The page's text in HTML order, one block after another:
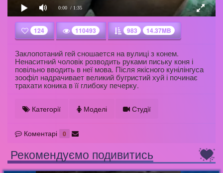
0:00 / 1:35
124 110493 983 14.37MB
Заклопотаний гей сношается на вулиці з конем.
Ненаситний чоловік розводить руками письку коня і
повільно вводить в неї мова. Після якісного кунілінгуса
зоофіл надрачивает великий бугристий хуй і починає
трахати коника в її глибоку печерку.
Категорії Моделі Студії
Коментарі 0
Рекомендуємо подивитись